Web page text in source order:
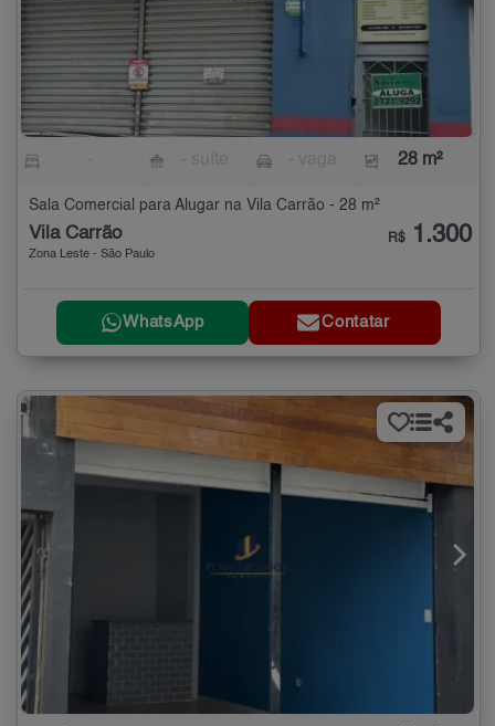
28 m²
Sala Comercial para Alugar na Vila Carrão - 28 m²
Vila Carrão
Zona Leste - São Paulo
R$ 1.300
WhatsApp Contatar